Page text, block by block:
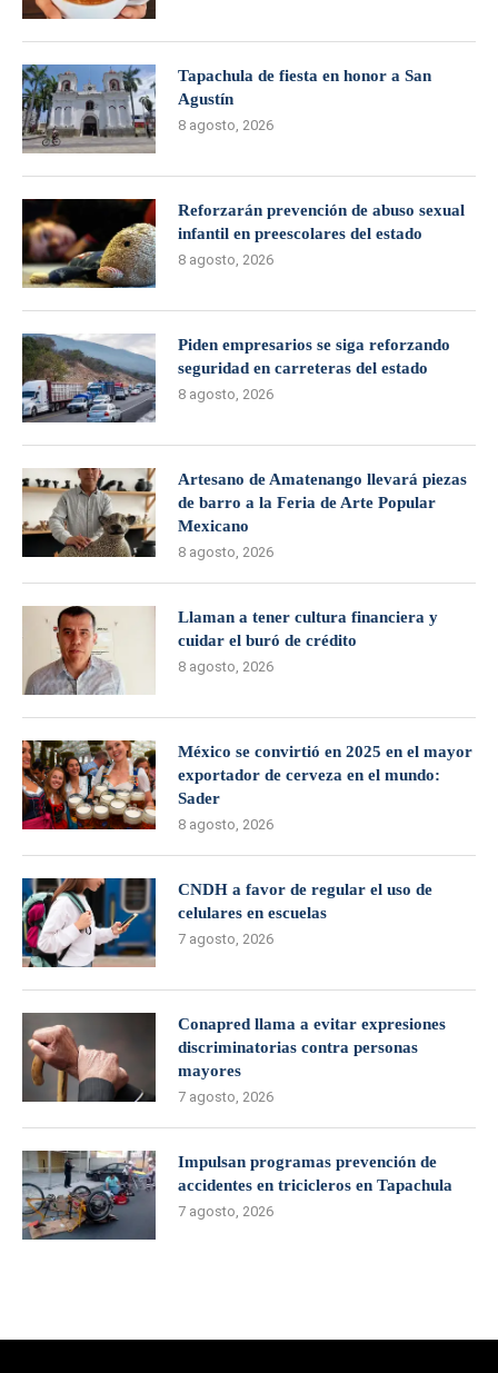
Tapachula de fiesta en honor a San
Agustín
8 agosto, 2026
Reforzarán prevención de abuso sexual
infantil en preescolares del estado
8 agosto, 2026
Piden empresarios se siga reforzando
seguridad en carreteras del estado
8 agosto, 2026
Artesano de Amatenango llevará piezas
de barro a la Feria de Arte Popular
Mexicano
8 agosto, 2026
Llaman a tener cultura financiera y
cuidar el buró de crédito
8 agosto, 2026
México se convirtió en 2025 en el mayor
exportador de cerveza en el mundo:
Sader
8 agosto, 2026
CNDH a favor de regular el uso de
celulares en escuelas
7 agosto, 2026
Conapred llama a evitar expresiones
discriminatorias contra personas
mayores
7 agosto, 2026
Impulsan programas prevención de
accidentes en tricicleros en Tapachula
7 agosto, 2026